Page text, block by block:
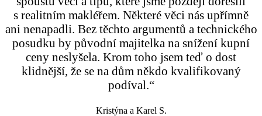
s realitním makléřem. Některé věci nás upřímně
ani nenapadli. Bez těchto argumentů a technického
posudku by původní majitelka na snížení kupní
ceny neslyšela. Krom toho jsem teď o dost
klidnější, že se na dům někdo kvalifikovaný
podíval.“
Kristýna a Karel S.